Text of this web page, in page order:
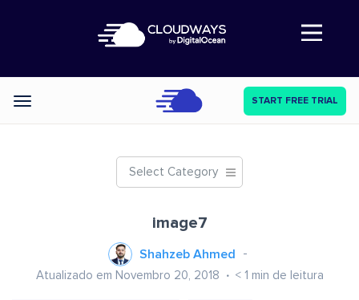
Abre a navegação
Categories START FREE TRIAL
Select Category
image7
Shahzeb Ahmed
Atualizado em Novembro 20, 2018 < 1 min de leitura